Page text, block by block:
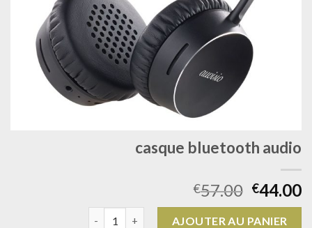
casque bluetooth audio
€57.00 €44.00
AJOUTER AU PANIER